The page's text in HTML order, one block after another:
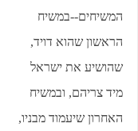
המשיחים--במשיח
הראשון שהוא דויד,
שהושיע את ישראל
מיד צריהם, ובמשיח
האחרון שיעמוד מבניו,